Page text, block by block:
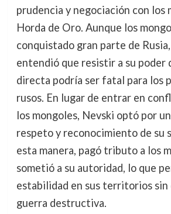
prudencia y negociación con los
Horda de Oro. Aunque los
conquistado gran parte de
entendió que resistir a su poder
directa podría ser fatal para los
rusos. En lugar de entrar en
los mongoles, Nevski optó por
respeto y reconocimiento de su
esta manera, pagó tributo a los
sometió a su autoridad, lo que
estabilidad en sus territorios sin
guerra destructiva.